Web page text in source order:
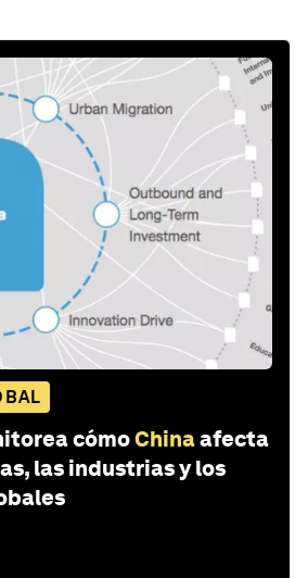
cómoChinaafecta
las industrias y los